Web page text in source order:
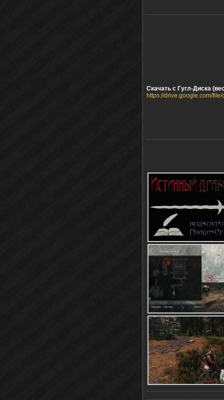
Скачать с Гугл-Диска
https://drive.google.com/